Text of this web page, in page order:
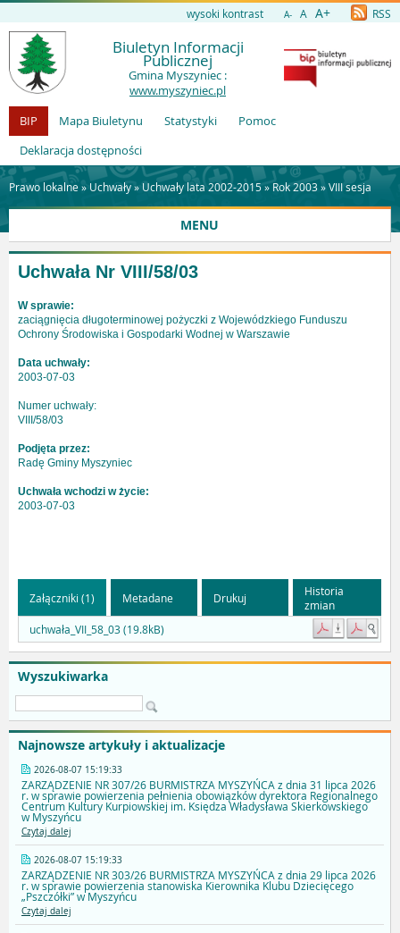
wysoki kontrast A- A A+ RSS
Biuletyn Informacji
Publicznej
Gmina Myszyniec :
www.myszyniec.pl
BIP
Mapa Biuletynu Statystyki
Pomoc
Deklaracja dostępności
Prawo lokalne » Uchwały» Uchwały lata 2002-2015»Rok 2003»VIII sesja
MENU
Wyszukiwarka
Najnowsze artykuły i aktualizacje
2026-08-07 15:19:33
ZARZĄDZENIE NR 307/26 BURMISTRZA MYSZYŃCA z dnia 31 lipca 2026
r. w sprawie powierzenia pełnienia obowiązków dyrektora Regionalnego
Centrum Kultury Kurpiowskiej im. Księdza Władysława Skierkowskiego
w Myszyńcu
Czytaj dalej
2026-08-07 15:19:33
ZARZĄDZENIE NR 303/26 BURMISTRZA MYSZYŃCA z dnia 29 lipca 2026
r. w sprawie powierzenia stanowiska Kierownika Klubu Dziecięcego
„Pszczółki” w Myszyńcu
Czytaj dalej
Uchwała Nr VIII/58/03
W sprawie:
zaciągnięcia długoterminowej pożyczki z Wojewódzkiego Funduszu
Ochrony Środowiska i Gospodarki Wodnej w Warszawie
Data uchwały:
2003-07-03
Numer uchwały:
VIII/58/03
Podjęta przez:
Radę Gminy Myszyniec
Uchwała wchodzi w życie:
2003-07-03
Załączniki (1) Metadane Drukuj
Historia
zmian
uchwała_VII_58_03 (19.8kB)